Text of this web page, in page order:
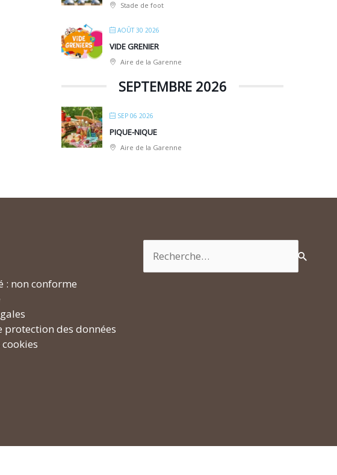
Stade de foot
AOÛT 30 2026
VIDE GRENIER
Aire de la Garenne
SEPTEMBRE 2026
SEP 06 2026
PIQUE-NIQUE
Aire de la Garenne
: non conforme
protection des données